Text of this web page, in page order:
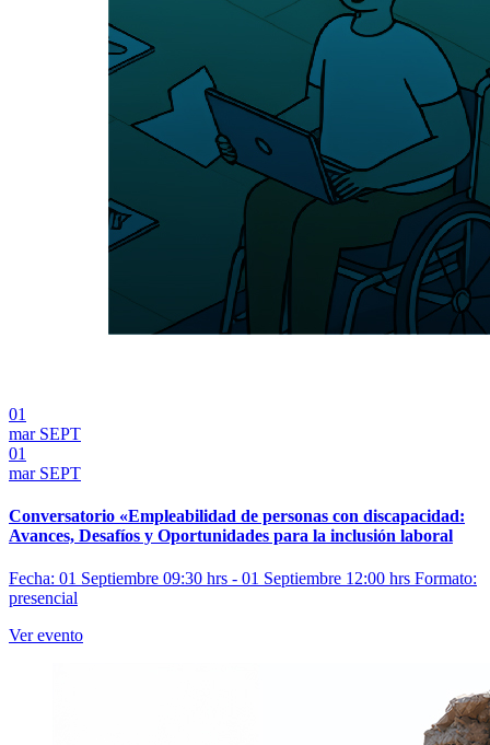
01
mar SEPT
01
mar SEPT
Conversatorio «Empleabilidad de personas con discapacidad:
Avances, Desafíos y Oportunidades para la inclusión laboral
Fecha: 01 Septiembre 09:30 hrs - 01 Septiembre 12:00 hrs Formato:
presencial
Ver evento